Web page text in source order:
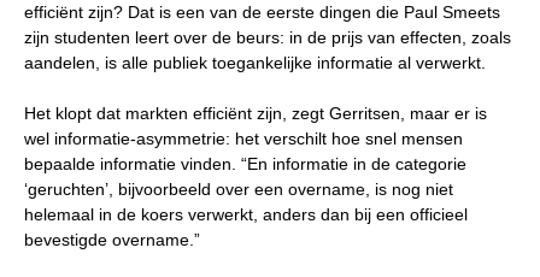
efficiënt zijn? Dat is een van de eerste dingen die Paul Smeets
zijn studenten leert over de beurs: in de prijs van effecten, zoals
aandelen, is alle publiek toegankelijke informatie al verwerkt.
Het klopt dat markten efficiënt zijn, zegt Gerritsen, maar er is
wel informatie-asymmetrie: het verschilt hoe snel mensen
bepaalde informatie vinden. “En informatie in de categorie
‘geruchten’, bijvoorbeeld over een overname, is nog niet
helemaal in de koers verwerkt, anders dan bij een officieel
bevestigde overname.”